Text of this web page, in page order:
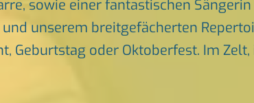
sowie einer fantastischen
unserem breitgefächerten
Geburtstag oder Oktoberfest. Im